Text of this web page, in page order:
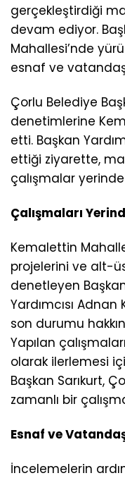
gerçekleştirdiği
devam ediyor.
Mahallesi’nde
esnaf ve
Çorlu Belediye
denetimlerine
etti. Başkan
ettiği ziyarette,
çalışmalar
Çalışmaları
Kemalettin
projelerini ve alt-
denetleyen
Yardımcısı
son durumu
Yapılan
olarak ilerlemesi
Başkan Sarıkurt,
zamanlı bir
Esnaf ve
İncelemelerin